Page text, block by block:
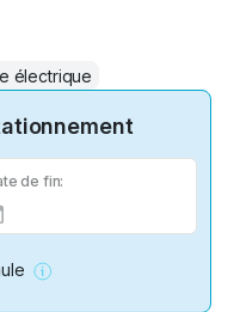
électrique
de fin: